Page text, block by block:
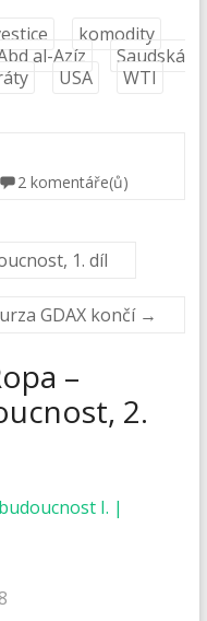
komodity
al-Azíz
Saudská
USA WTI
2 komentáře(ů)
1. díl
GDAX končí →
–
2.
I. |